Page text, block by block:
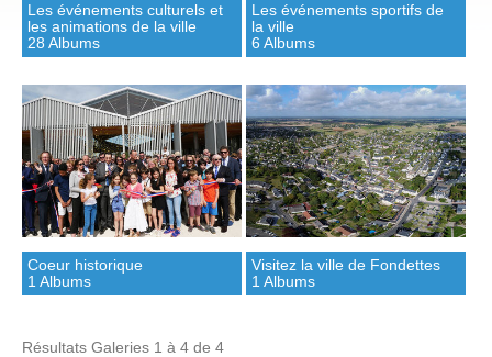
Les événements culturels et
les animations de la ville
28 Albums
Les événements sportifs de
la ville
6 Albums
Coeur historique
1 Albums
Visitez la ville de Fondettes
1 Albums
Résultats Galeries 1 à 4 de 4